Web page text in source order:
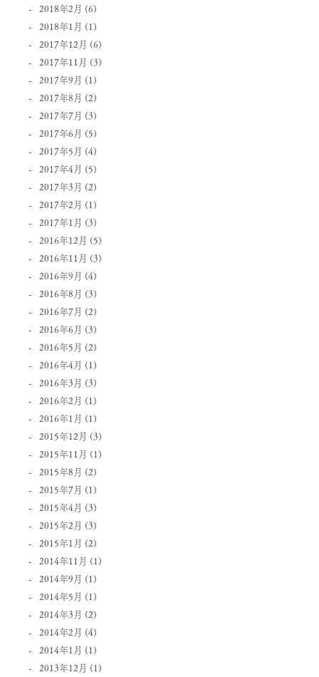
2018年2月 (6)
2018年1月 (1)
2017年12月 (6)
2017年11月 (3)
2017年9月 (1)
2017年8月 (2)
2017年7月 (3)
2017年6月 (5)
2017年5月 (4)
2017年4月 (5)
2017年3月 (2)
2017年2月 (1)
2017年1月 (3)
2016年12月 (5)
2016年11月 (3)
2016年9月 (4)
2016年8月 (3)
2016年7月 (2)
2016年6月 (3)
2016年5月 (2)
2016年4月 (1)
2016年3月 (3)
2016年2月 (1)
2016年1月 (1)
2015年12月 (3)
2015年11月 (1)
2015年8月 (2)
2015年7月 (1)
2015年4月 (3)
2015年2月 (3)
2015年1月 (2)
2014年11月 (1)
2014年9月 (1)
2014年5月 (1)
2014年3月 (2)
2014年2月 (4)
2014年1月 (1)
2013年12月 (1)